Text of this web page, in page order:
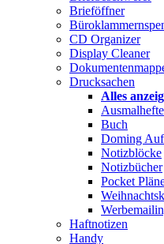
Brieföffner
CD Organizer
Display Cleaner
Drucksachen
Alles
Ausmalhefte
Buch
Doming
Notizblöcke
Notizbücher
Pocket
Haftnotizen
Handy